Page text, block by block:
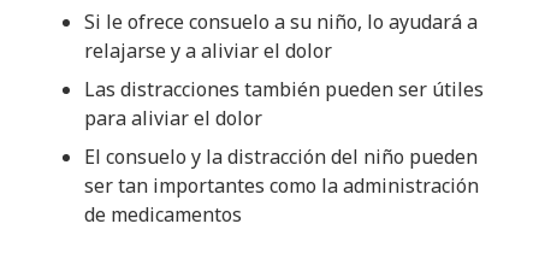
Si le ofrece consuelo a su niño, lo ayudará a
relajarse y a aliviar el dolor
Las distracciones también pueden ser útiles
para aliviar el dolor
El consuelo y la distracción del niño pueden
ser tan importantes como la administración
de medicamentos